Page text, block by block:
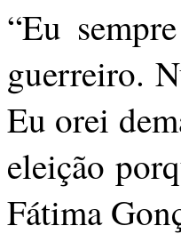
“Eu
guerreiro.
Eu orei
eleição
Fátima